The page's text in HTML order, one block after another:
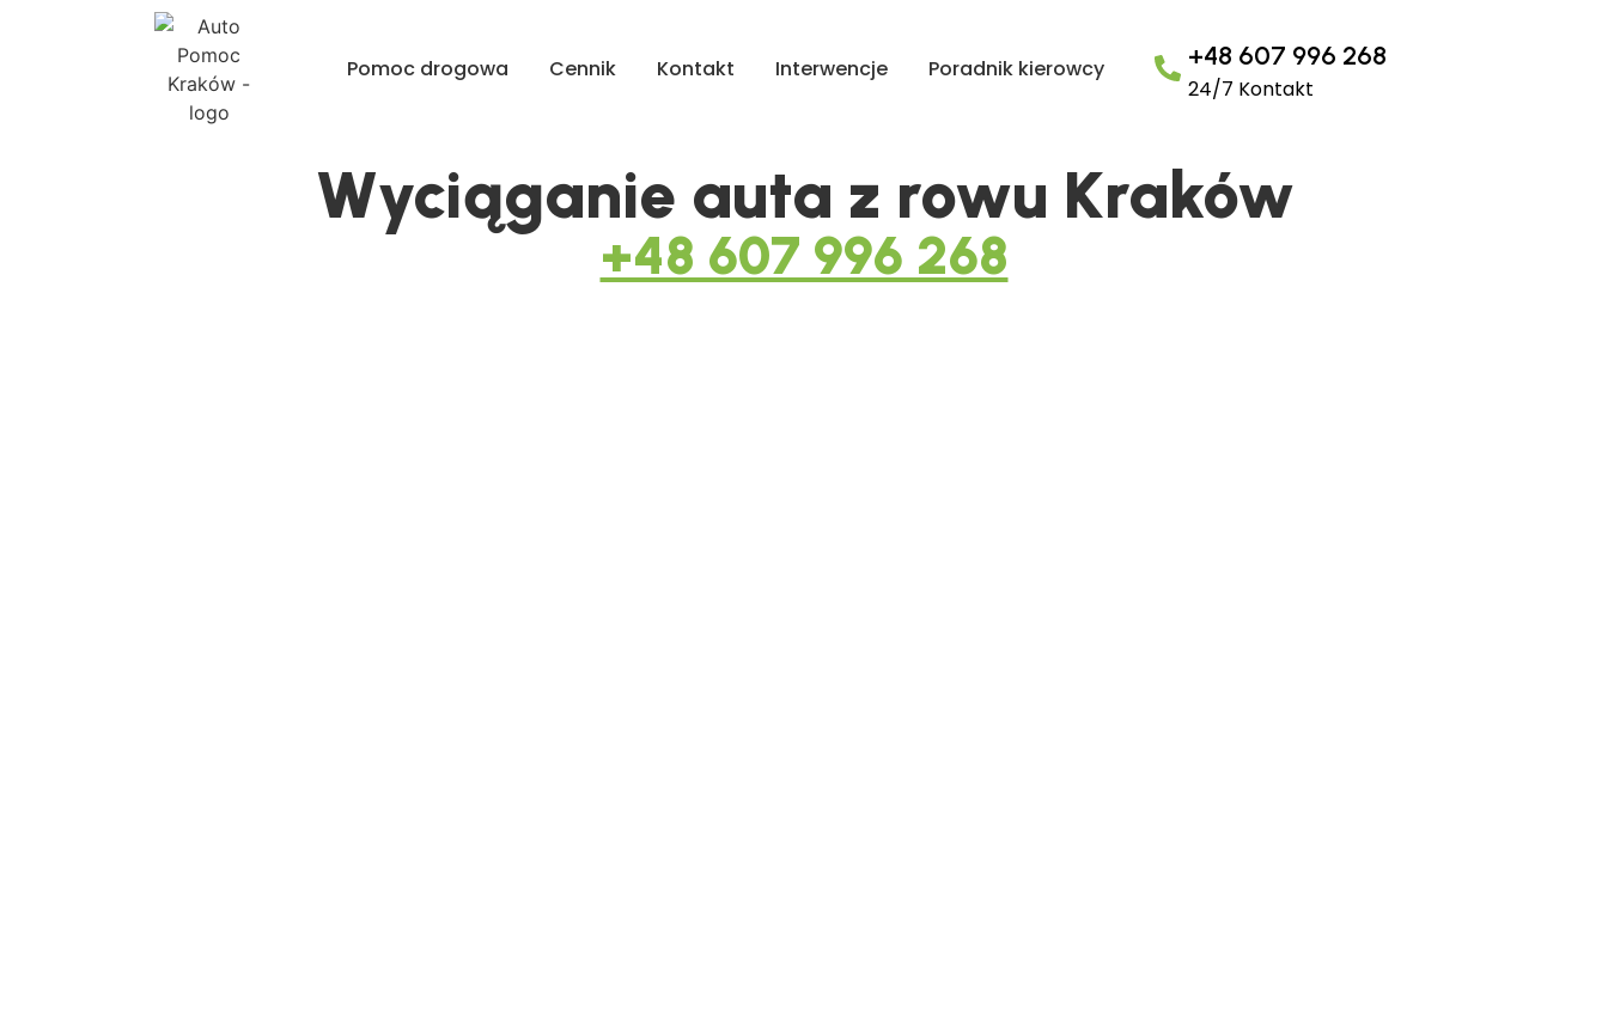
Pomoc drogowa Cennik Kontakt Interwencje Poradnik kierowcy +48 607 996 268
24/7 Kontakt
Wyciąganie auta z rowu Kraków
+48 607 996 268